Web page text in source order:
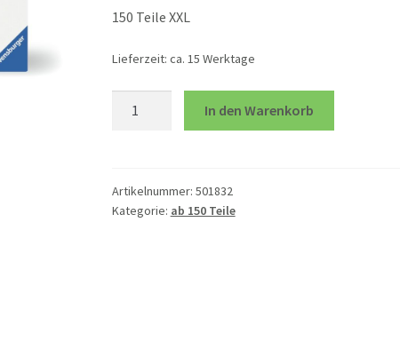
150 Teile XXL
Lieferzeit: ca. 15 Werktage
In den Warenkorb
Artikelnummer: 501832
Kategorie: ab 150 Teile